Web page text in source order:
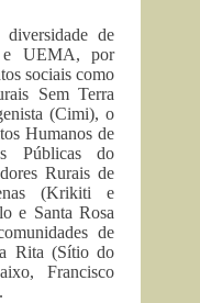
de
e UEMA, por
sociais como
Sem Terra
(Cimi), o
Humanos de
Públicas do
Rurais de
(Krikiti e
e Santa Rosa
de
Rita (Sítio do
Francisco